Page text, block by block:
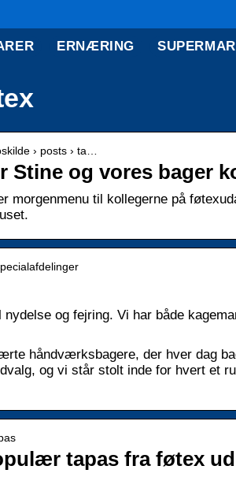
ERNÆRING
› posts › ta…
Stine og vores bager
morgenmenu til kollegerne på
og fejring. Vi har både
håndværksbagere, der hver dag
og vi står stolt inde for hvert et
tapas fra føtex